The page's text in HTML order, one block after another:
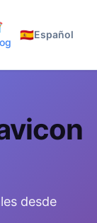
🇪🇸Español
desde